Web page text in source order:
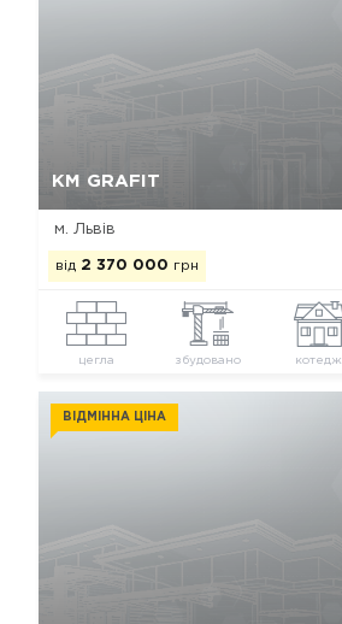
КМ GRAFIT
м. Львів
від 2 370 000 грн
цегла збудовано котедж
ВІДМІННА ЦІНА